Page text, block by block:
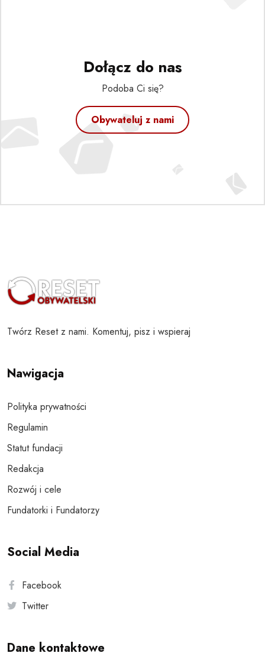
Dołącz do nas
Podoba Ci się?
Obywateluj z nami
Twórz Reset z nami. Komentuj, pisz i wspieraj
Nawigacja
Polityka prywatności
Regulamin
Statut fundacji
Redakcja
Rozwój i cele
Fundatorki i Fundatorzy
Social Media
Facebook
Twitter
Dane kontaktowe